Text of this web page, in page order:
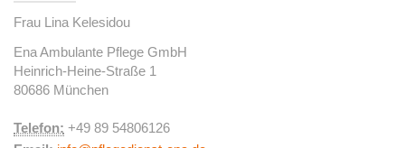
Frau Lina Kelesidou
Ena Ambulante Pflege GmbH
Heinrich-Heine-Straße 1
80686 München
Telefon: +49 89 54806126